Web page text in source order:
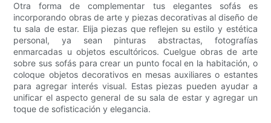
Otra forma de complementar tus elegantes sofás es
incorporando obras de arte y piezas decorativas al diseño de
tu sala de estar. Elija piezas que reflejen su estilo y estética
personal, ya sean pinturas abstractas, fotografías
enmarcadas u objetos escultóricos. Cuelgue obras de arte
sobre sus sofás para crear un punto focal en la habitación, o
coloque objetos decorativos en mesas auxiliares o estantes
para agregar interés visual. Estas piezas pueden ayudar a
unificar el aspecto general de su sala de estar y agregar un
toque de sofisticación y elegancia.